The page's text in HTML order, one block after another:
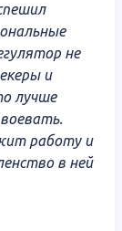
не
и
лучше
работу и
в ней